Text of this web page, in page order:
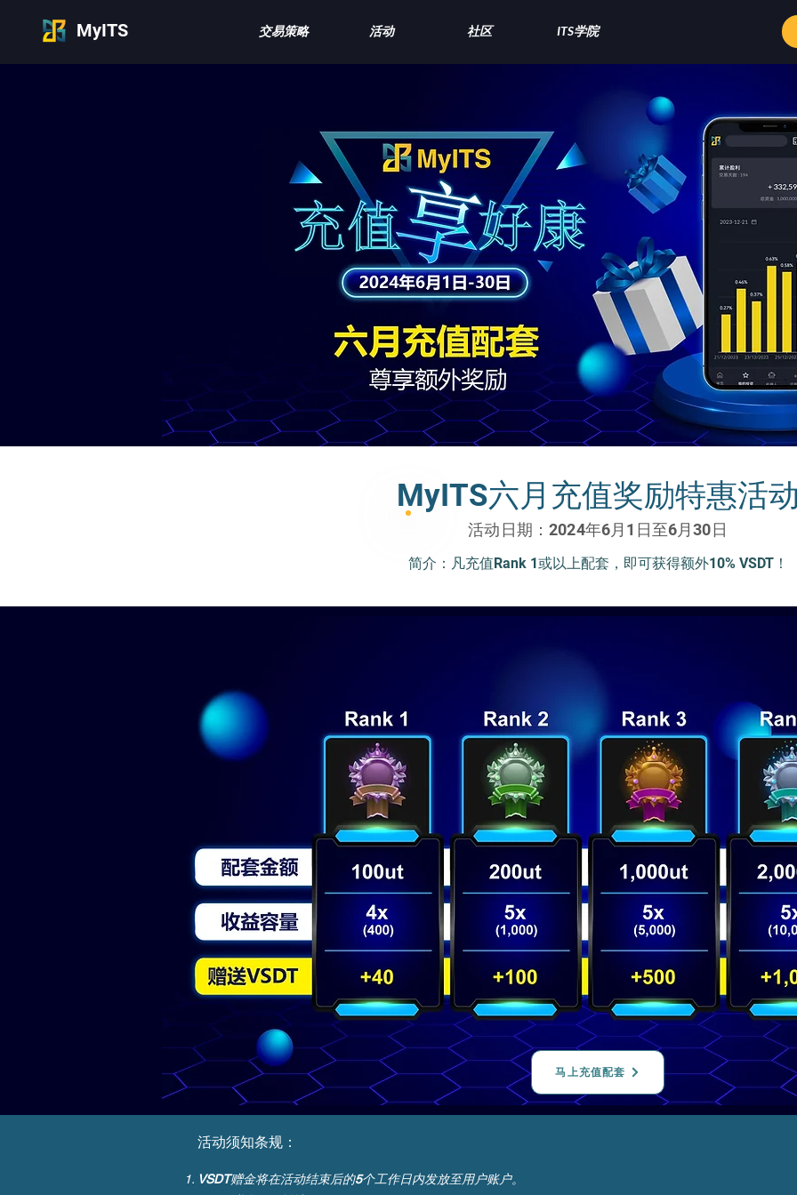
MyITS 交易策略 活动 社区 ITS学院
MyITS六月充值奖励特惠活
活动日期：2024年6月1日至6月30日
简介：凡充值Rank 1或以上配套，即可获得额外10% VSDT！
马上充值配套
活动须知条规：
VSDT赠金将在活动结束后的5个工作日内发放至用户账户。